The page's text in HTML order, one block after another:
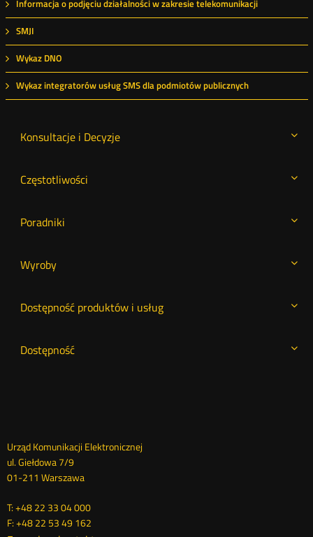
Informacja o podjęciu działalności w zakresie telekomunikacji
SMJI
Wykaz DNO
Wykaz integratorów usług SMS dla podmiotów publicznych
Konsultacje i Decyzje
Częstotliwości
Poradniki
Wyroby
Dostępność produktów i usług
Dostępność
Dane
kontaktowe
Urząd Komunikacji Elektronicznej
ul. Giełdowa 7/9
01-211 Warszawa
T: +48 22 33 04 000
F: +48 22 53 49 162